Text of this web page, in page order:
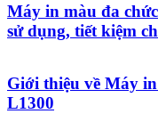
Máy in màu đa
sử dụng, tiết kiệm
Giới thiệu về Máy
L1300